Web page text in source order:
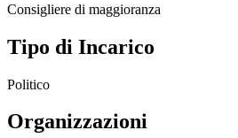
Consigliere di maggioranza
Tipo di Incarico
Politico
Organizzazioni